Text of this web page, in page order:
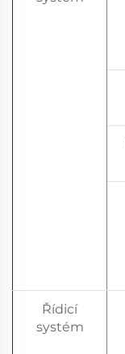
Řídicí
systém